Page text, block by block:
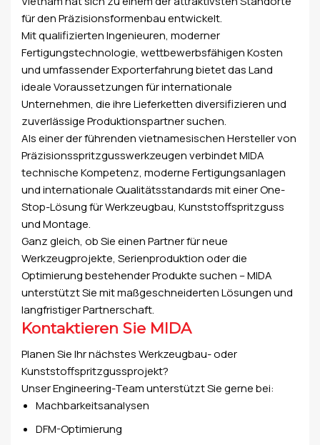
für den Präzisionsformenbau entwickelt.
Mit qualifizierten Ingenieuren, moderner
Fertigungstechnologie, wettbewerbsfähigen Kosten
und umfassender Exporterfahrung bietet das Land
ideale Voraussetzungen für internationale
Unternehmen, die ihre Lieferketten diversifizieren und
zuverlässige Produktionspartner suchen.
Als einer der führenden vietnamesischen Hersteller von
Präzisionsspritzgusswerkzeugen verbindet MIDA
technische Kompetenz, moderne Fertigungsanlagen
und internationale Qualitätsstandards mit einer One-
Stop-Lösung für Werkzeugbau, Kunststoffspritzguss
und Montage.
Ganz gleich, ob Sie einen Partner für neue
Werkzeugprojekte, Serienproduktion oder die
Optimierung bestehender Produkte suchen – MIDA
unterstützt Sie mit maßgeschneiderten Lösungen und
langfristiger Partnerschaft.
Kontaktieren Sie MIDA
Planen Sie Ihr nächstes Werkzeugbau- oder
Kunststoffspritzgussprojekt?
Unser Engineering-Team unterstützt Sie gerne bei:
Machbarkeitsanalysen
DFM-Optimierung